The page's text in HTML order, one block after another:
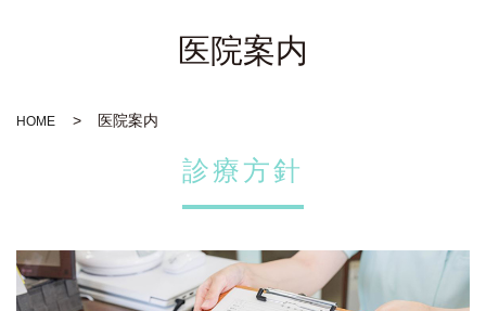
医院案内
HOME 医院案内
診療方針